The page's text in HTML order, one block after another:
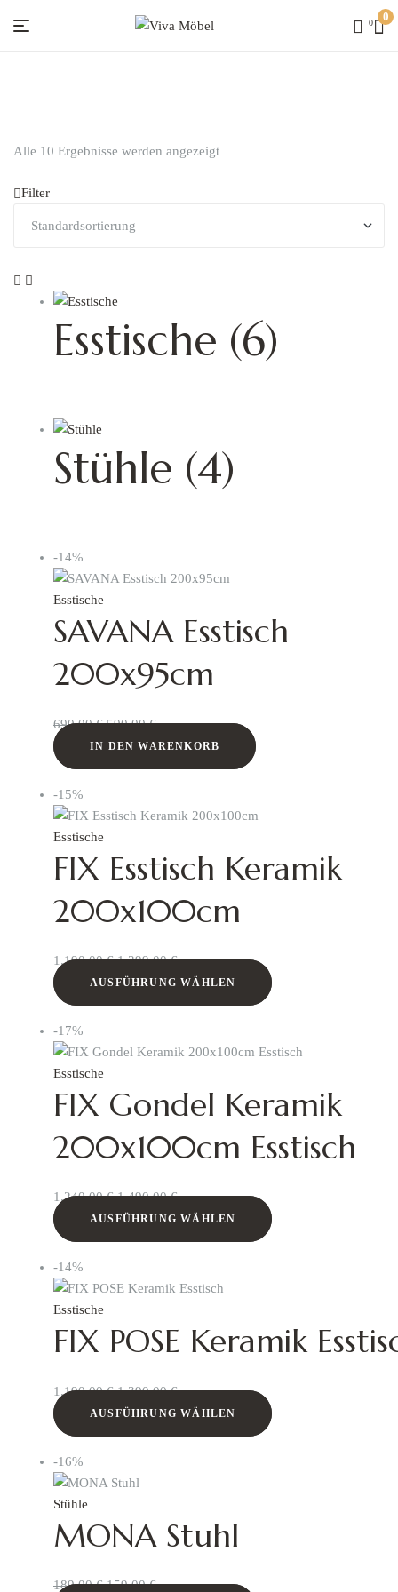
0 0
Alle 10 Ergebnisse werden angezeigt
Filter
Esstische (6)
Stühle (4)
-14%
Esstische
SAVANA Esstisch
200x95cm
690,00€ 590,00€
IN DEN WARENKORB
-15%
Esstische
FIX Esstisch Keramik
200x100cm
1.190,00€ 1.399,00€
AUSFÜHRUNG WÄHLEN
-17%
Esstische
FIX Gondel Keramik
200x100cm Esstisch
1.240,00€ 1.490,00€
AUSFÜHRUNG WÄHLEN
-14%
Esstische
FIX POSE Keramik
1.190,00€ 1.390,00€
AUSFÜHRUNG WÄHLEN
-16%
Stühle
MONA Stuhl
189,00€ 159,00€